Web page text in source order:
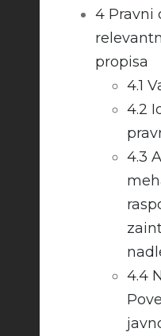
4 Pravni
propisa
4.1
4.2
4.3
4.4